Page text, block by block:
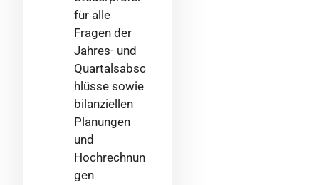
für alle
Fragen der
Jahres- und
Quartalsabsc
hlüsse sowie
bilanziellen
Planungen
und
Hochrechnun
gen